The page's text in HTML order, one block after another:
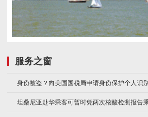
服务之窗
身份被盗？向美国国税局申请身份保护个人识
坦桑尼亚赴华乘客可暂时凭两次核酸检测报告